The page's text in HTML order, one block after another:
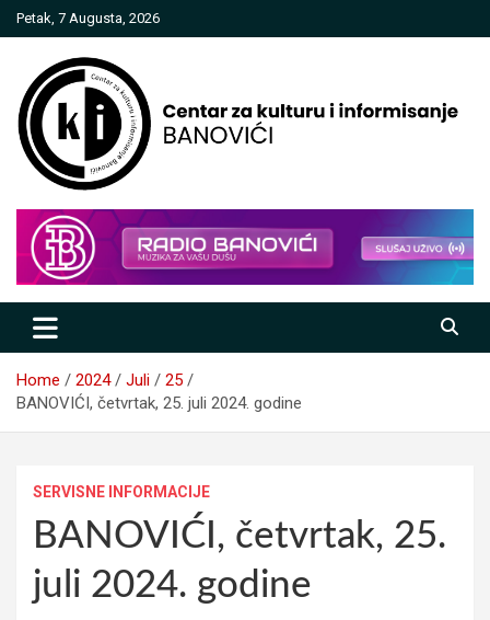
Skip
to
Petak, 7 Augusta, 2026
Centar za kulturu i informisanje
Banovići
Home 2024 Juli
25
BANOVIĆI, četvrtak, 25. juli 2024. godine
SERVISNE INFORMACIJE
BANOVIĆI, četvrtak, 25.
juli 2024. godine